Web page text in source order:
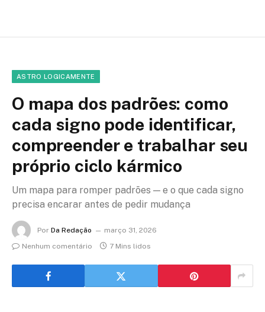
ASTRO LOGICAMENTE
O mapa dos padrões: como
cada signo pode identificar,
compreender e trabalhar seu
próprio ciclo kármico
Um mapa para romper padrões — e o que cada signo
precisa encarar antes de pedir mudança
Por Da Redação
março 31, 2026
Nenhum comentário
7 Mins lidos